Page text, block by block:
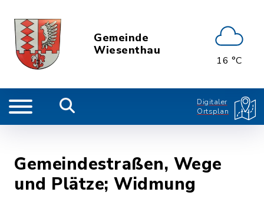
Gemeinde
Wiesenthau
16 °C
Digitaler
Ortsplan
Gemeindestraßen, Wege
und Plätze; Widmung